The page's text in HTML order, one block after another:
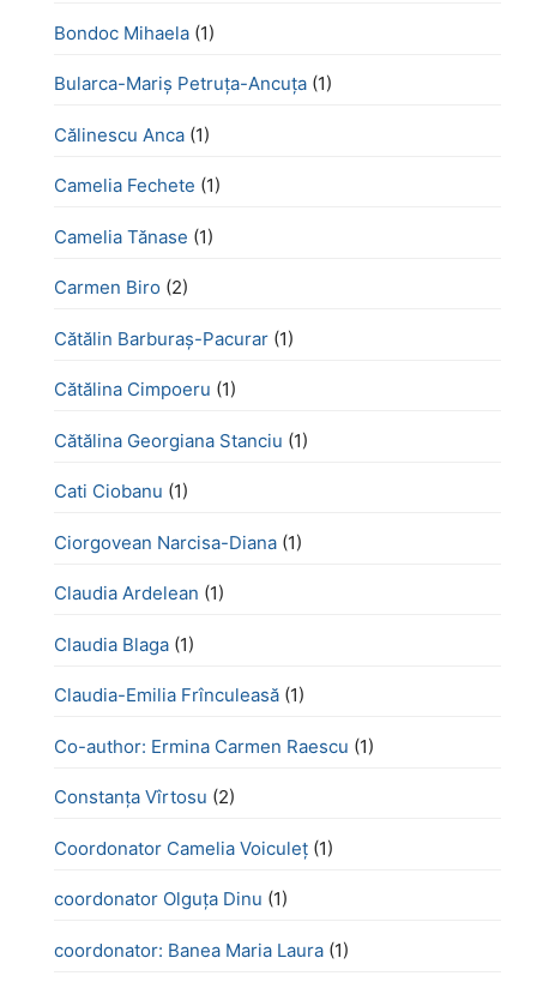
Bondoc Mihaela (1)
Bularca-Mariș Petruța-Ancuța (1)
Călinescu Anca (1)
Camelia Fechete (1)
Camelia Tănase (1)
Carmen Biro (2)
Cătălin Barburaș-Pacurar (1)
Cătălina Cimpoeru (1)
Cătălina Georgiana Stanciu (1)
Cati Ciobanu (1)
Ciorgovean Narcisa-Diana (1)
Claudia Ardelean (1)
Claudia Blaga (1)
Claudia-Emilia Frînculeasă (1)
Co-author: Ermina Carmen Raescu (1)
Constanța Vîrtosu (2)
Coordonator Camelia Voiculeț (1)
coordonator Olguța Dinu (1)
coordonator: Banea Maria Laura (1)